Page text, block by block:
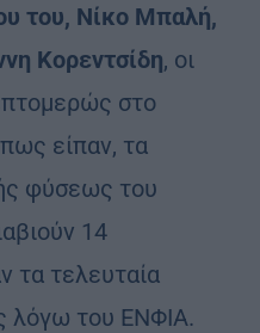
του, Νίκο Μπαλή,
Κορεντσίδη, οι
στο
είπαν, τα
φύσεως του
14
τα τελευταία
λόγω του ΕΝΦΙΑ.